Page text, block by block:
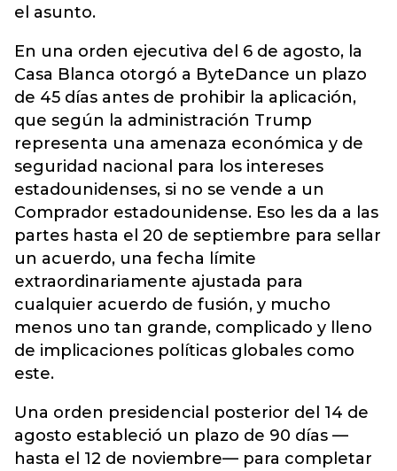
el asunto.
En una orden ejecutiva del 6 de agosto, la
Casa Blanca otorgó a ByteDance un plazo
de 45 días antes de prohibir la aplicación,
que según la administración Trump
representa una amenaza económica y de
seguridad nacional para los intereses
estadounidenses, si no se vende a un
Comprador estadounidense. Eso les da a las
partes hasta el 20 de septiembre para sellar
un acuerdo, una fecha límite
extraordinariamente ajustada para
cualquier acuerdo de fusión, y mucho
menos uno tan grande, complicado y lleno
de implicaciones políticas globales como
este.
Una orden presidencial posterior del 14 de
agosto estableció un plazo de 90 días —
hasta el 12 de noviembre— para completar